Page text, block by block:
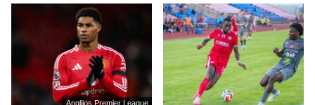
Anglijos Premier League